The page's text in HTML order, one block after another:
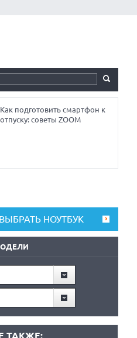
Как подготовить смартфон к
отпуску: советы ZOOM
НОУТБУК
ТАКЖЕ: